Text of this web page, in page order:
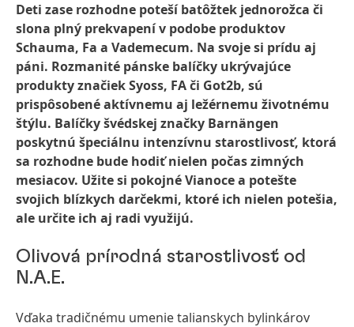
Deti zase rozhodne poteší batôžtek jednorožca či
slona plný prekvapení v podobe produktov
Schauma, Fa a Vademecum. Na svoje si prídu aj
páni. Rozmanité pánske balíčky ukrývajúce
produkty značiek Syoss, FA či Got2b, sú
prispôsobené aktívnemu aj ležérnemu životnému
štýlu. Balíčky švédskej značky Barnängen
poskytnú špeciálnu intenzívnu starostlivosť, ktorá
sa rozhodne bude hodiť nielen počas zimných
mesiacov. Užite si pokojné Vianoce a potešte
svojich blízkych darčekmi, ktoré ich nielen potešia,
ale určite ich aj radi využijú.
Olivová prírodná starostlivosť od
N.A.E.
Vďaka tradičnému umenie talianskych bylinkárov